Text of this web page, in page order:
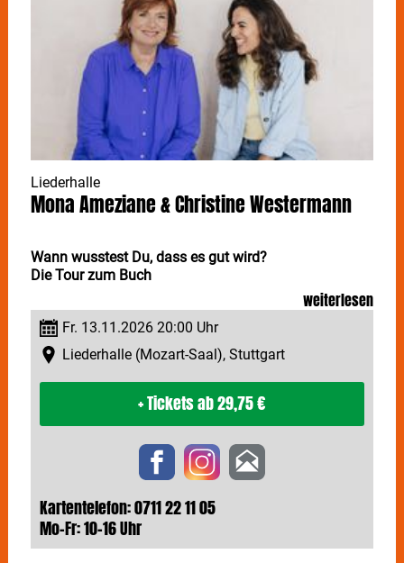
Liederhalle
Mona Ameziane & Christine Westermann
Wann wusstest Du, dass es gut wird?
Die Tour zum Buch
"Wann wusstest du, dass es gut wird?" - so lautet der
Titel des gemeinsamen Buchs von MONA AMEZIANE
& CHRISTINE WESTERMANN. Am 13. November lesen
die beiden Freundinnen und Podcasterinnen in der
Stuttgarter Liederhalle über das Leben und seine
und seine Geheimnisse" vonCHRISTINE
und MONA AMEZIANE
fort, was im Buch beginnt: ehrliche, warme und
überraschend tiefe Gespräche über Antrieb, Glück,
Liebe, Körper, Glaube und das, was noch kommt.
weiterlesen
Fr. 13.11.2026 20:00 Uhr
Liederhalle (Mozart-Saal), Stuttgart
+ Ticketsab 29,75 €
Kartentelefon: 0711 22 11 05
Mo-Fr: 10-16 Uhr